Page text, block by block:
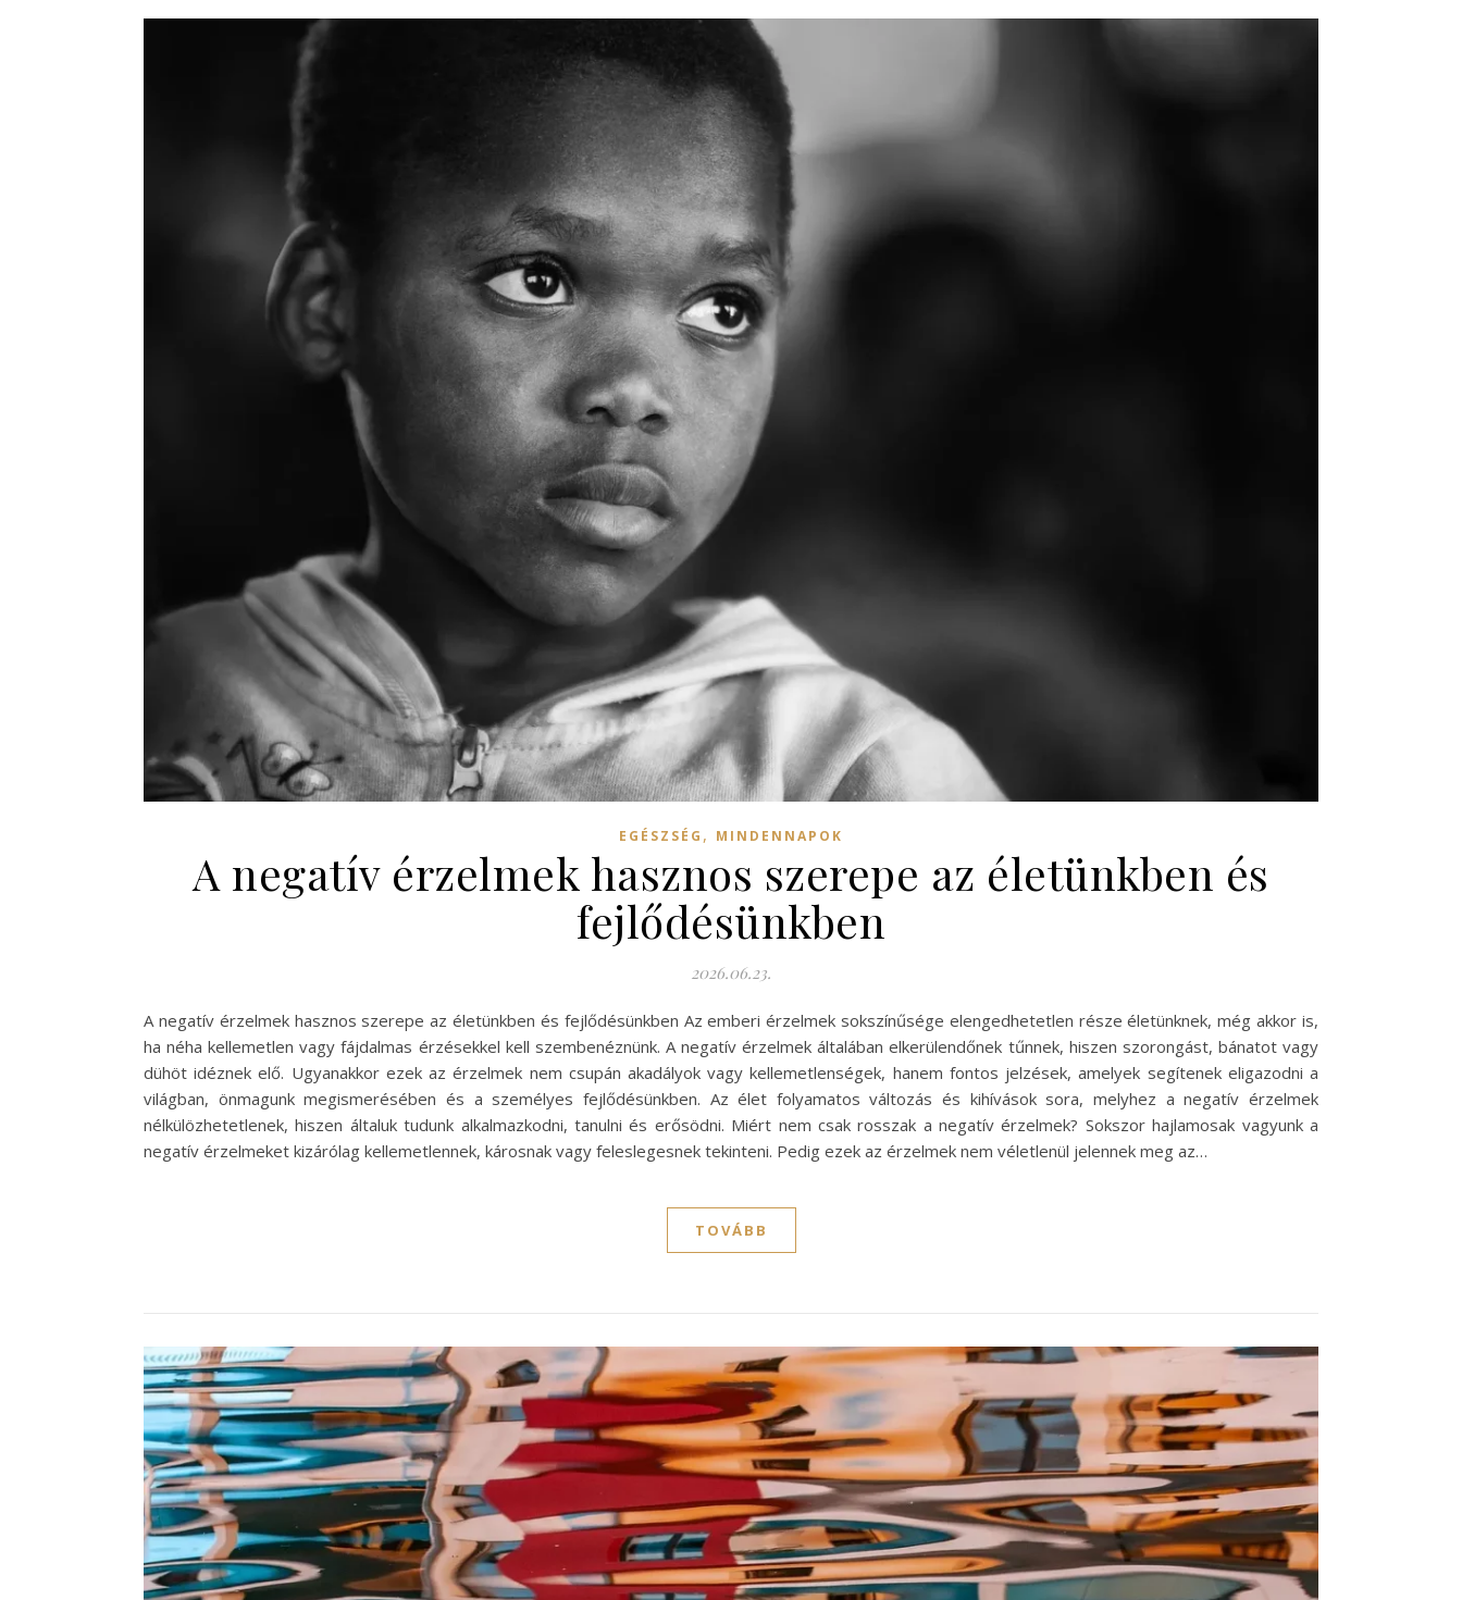
EGÉSZSÉG , MINDENNAPOK
A negatív érzelmek hasznos szerepe az életünkben és
fejlődésünkben
2026.06.23.
A negatív érzelmek hasznos szerepe az életünkben és fejlődésünkben Az emberi érzelmek sokszínűsége elengedhetetlen része életünknek, még akkor is,
ha néha kellemetlen vagy fájdalmas érzésekkel kell szembenéznünk. A negatív érzelmek általában elkerülendőnek tűnnek, hiszen szorongást, bánatot vagy
dühöt idéznek elő. Ugyanakkor ezek az érzelmek nem csupán akadályok vagy kellemetlenségek, hanem fontos jelzések, amelyek segítenek eligazodni a
világban, önmagunk megismerésében és a személyes fejlődésünkben. Az élet folyamatos változás és kihívások sora, melyhez a negatív érzelmek
nélkülözhetetlenek, hiszen általuk tudunk alkalmazkodni, tanulni és erősödni. Miért nem csak rosszak a negatív érzelmek? Sokszor hajlamosak vagyunk a
negatív érzelmeket kizárólag kellemetlennek, károsnak vagy feleslegesnek tekinteni. Pedig ezek az érzelmek nem véletlenül jelennek meg az…
TOVÁBB